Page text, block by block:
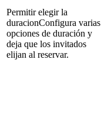
Permitir elegir la
duracionConfigura varias
opciones de duración y
deja que los invitados
elijan al reservar.